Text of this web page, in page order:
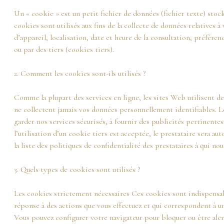
Un « cookie » est un petit fichier de données (fichier texte)
cookies sont utilisés aux fins de la collecte de données relatives
d’appareil, localisation, date et heure de la consultation,
ou par des tiers (cookies tiers).
2. Comment les cookies sont-ils utilisés ?
Comme la plupart des services en ligne, les sites Web utilisent
ne collectent jamais vos données personnellement
garder nos services sécurisés, à fournir des publicités
l’utilisation d’un cookie tiers est acceptée, le prestataire sera
la liste des politiques de confidentialité des prestataires à qui
3. Quels types de cookies sont utilisés ?
Les cookies strictement nécessaires Ces cookies sont
réponse à des actions que vous effectuez et qui correspondent
Vous pouvez configurer votre navigateur pour bloquer ou être